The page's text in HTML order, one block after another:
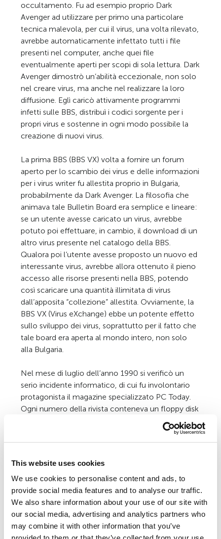
This website uses cookies
We use cookies to personalise content and ads, to
provide social media features and to analyse our traffic.
We also share information about your use of our site with
our social media, advertising and analytics partners who
may combine it with other information that you’ve
occultamento. Fu ad esempio proprio Dark
Avenger ad utilizzare per primo una particolare
tecnica malevola, per cui il virus, una volta rilevato,
avrebbe automaticamente infettato tutti i file
presenti nel computer, anche quei file
eventualmente aperti per scopi di sola lettura. Dark
Avenger dimostrò un’abilità eccezionale, non solo
nel creare virus, ma anche nel realizzare la loro
diffusione. Eglì caricò attivamente programmi
infetti sulle BBS, distribuì i codici sorgente per i
propri virus e sostenne in ogni modo possibile la
creazione di nuovi virus.
La prima BBS (BBS VX) volta a fornire un forum
aperto per lo scambio dei virus e delle informazioni
per i virus writer fu allestita proprio in Bulgaria,
probabilmente da Dark Avenger. La filosofia che
animava tale Bulletin Board era semplice e lineare:
se un utente avesse caricato un virus, avrebbe
potuto poi effettuare, in cambio, il download di un
altro virus presente nel catalogo della BBS.
Qualora poi l’utente avesse proposto un nuovo ed
interessante virus, avrebbe allora ottenuto il pieno
accesso alle risorse presenti nella BBS, potendo
così scaricare una quantità illimitata di virus
dall’apposita “collezione” allestita. Ovviamente, la
BBS VX (Virus eXchange) ebbe un potente effetto
sullo sviluppo dei virus, soprattutto per il fatto che
tale board era aperta al mondo intero, non solo
alla Bulgaria.
Nel mese di luglio dell’anno 1990 si verificò un
serio incidente informatico, di cui fu involontario
protagonista il magazine specializzato PC Today.
Ogni numero della rivista conteneva un floppy disk
gratuito, che poi si rivelò essere infetto, visto che
recava una copia di DiskKiller. Nell’occasione,
furono vendute oltre 50.000 copie della suddetta
vasta epidemia che ne derivò fece davvero la storia
della virologia!
Nella seconda metà del 1990 compaiono sulla
scena del malware due innovativi virus “stealth”:
Frodo e Whale. Entrambi si avvalevano di un